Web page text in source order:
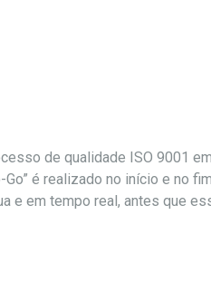
de qualidade ISO 9001
é realizado no início e no
e em tempo real, antes que